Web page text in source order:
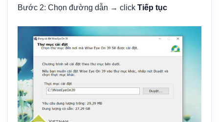
Bước 2: Chọn đường dẫn → click Tiếp tục